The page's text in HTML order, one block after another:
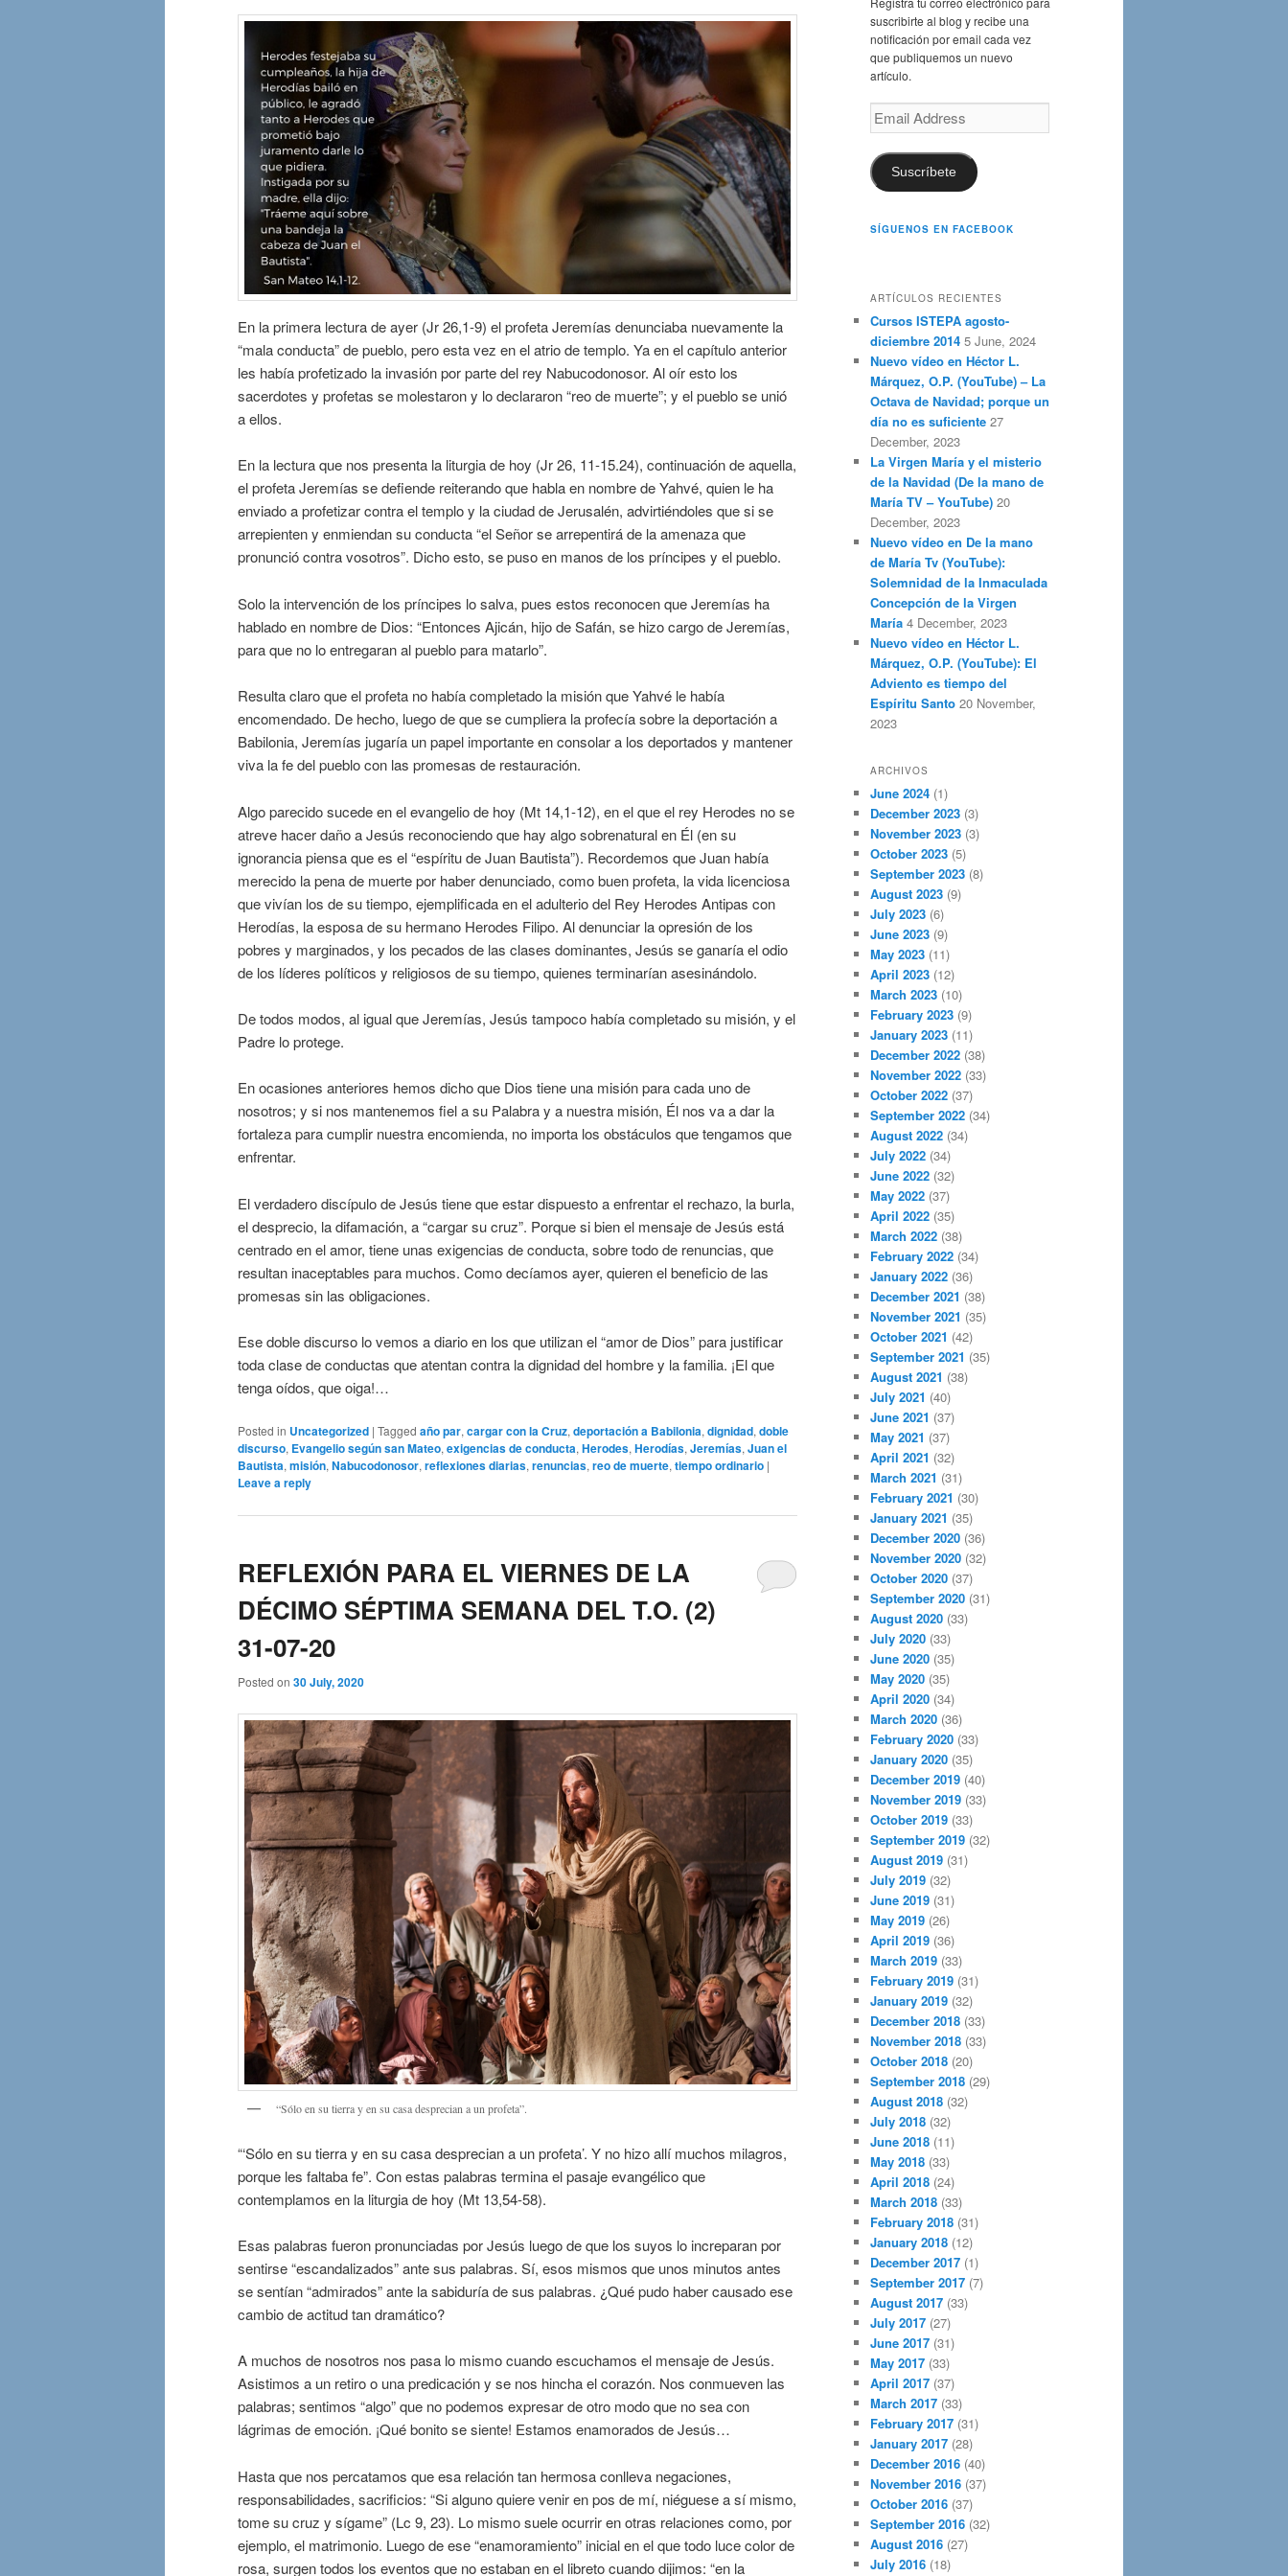
En la primera lectura de ayer (Jr 26,1-9) el profeta Jeremías denunciaba nuevamente la
“mala conducta” de pueblo, pero esta vez en el atrio de templo. Ya en el capítulo anterior
les había profetizado la invasión por parte del rey Nabucodonosor. Al oír esto los
sacerdotes y profetas se molestaron y lo declararon “reo de muerte”; y el pueblo se unió
a ellos.
En la lectura que nos presenta la liturgia de hoy (Jr 26, 11-15.24), continuación de aquella,
el profeta Jeremías se defiende reiterando que habla en nombre de Yahvé, quien le ha
enviado a profetizar contra el templo y la ciudad de Jerusalén, advirtiéndoles que si se
arrepienten y enmiendan su conducta “el Señor se arrepentirá de la amenaza que
pronunció contra vosotros”. Dicho esto, se puso en manos de los príncipes y el pueblo.
Solo la intervención de los príncipes lo salva, pues estos reconocen que Jeremías ha
hablado en nombre de Dios: “Entonces Ajicán, hijo de Safán, se hizo cargo de Jeremías,
para que no lo entregaran al pueblo para matarlo”.
Resulta claro que el profeta no había completado la misión que Yahvé le había
encomendado. De hecho, luego de que se cumpliera la profecía sobre la deportación a
Babilonia, Jeremías jugaría un papel importante en consolar a los deportados y mantener
viva la fe del pueblo con las promesas de restauración.
Algo parecido sucede en el evangelio de hoy (Mt 14,1-12), en el que el rey Herodes no se
atreve hacer daño a Jesús reconociendo que hay algo sobrenatural en Él (en su
ignorancia piensa que es el “espíritu de Juan Bautista”). Recordemos que Juan había
merecido la pena de muerte por haber denunciado, como buen profeta, la vida licenciosa
que vivían los de su tiempo, ejemplificada en el adulterio del Rey Herodes Antipas con
Herodías, la esposa de su hermano Herodes Filipo. Al denunciar la opresión de los
pobres y marginados, y los pecados de las clases dominantes, Jesús se ganaría el odio
de los líderes políticos y religiosos de su tiempo, quienes terminarían asesinándolo.
De todos modos, al igual que Jeremías, Jesús tampoco había completado su misión, y el
Padre lo protege.
En ocasiones anteriores hemos dicho que Dios tiene una misión para cada uno de
nosotros; y si nos mantenemos fiel a su Palabra y a nuestra misión, Él nos va a dar la
fortaleza para cumplir nuestra encomienda, no importa los obstáculos que tengamos que
enfrentar.
El verdadero discípulo de Jesús tiene que estar dispuesto a enfrentar el rechazo, la burla,
el desprecio, la difamación, a “cargar su cruz”. Porque si bien el mensaje de Jesús está
centrado en el amor, tiene unas exigencias de conducta, sobre todo de renuncias, que
resultan inaceptables para muchos. Como decíamos ayer, quieren el beneficio de las
promesas sin las obligaciones.
Ese doble discurso lo vemos a diario en los que utilizan el “amor de Dios” para justificar
toda clase de conductas que atentan contra la dignidad del hombre y la familia. ¡El que
tenga oídos, que oiga!…
Posted in Uncategorized | Tagged año par,cargar con la Cruz,deportación a Babilonia,dignidad,doble
discurso, Evangelio según san Mateo,exigencias de conducta,Herodes,Herodías,Jeremías,Juan el
Bautista,misión,Nabucodonosor,reflexiones diarias,renuncias,reo de muerte,tiempo ordinario |
Leave a reply
REFLEXIÓN PARA EL VIERNES DE LA
DÉCIMO SÉPTIMA SEMANA DEL T.O. (2)
31-07-20
Posted on 30 July, 2020
“Sólo en su tierra y en su casa desprecian a un profeta”.
“‘Sólo en su tierra y en su casa desprecian a un profeta’. Y no hizo allí muchos milagros,
porque les faltaba fe”. Con estas palabras termina el pasaje evangélico que
contemplamos en la liturgia de hoy (Mt 13,54-58).
Esas palabras fueron pronunciadas por Jesús luego de que los suyos lo increparan por
sentirse “escandalizados” ante sus palabras. Sí, esos mismos que unos minutos antes
se sentían “admirados” ante la sabiduría de sus palabras. ¿Qué pudo haber causado ese
cambio de actitud tan dramático?
A muchos de nosotros nos pasa lo mismo cuando escuchamos el mensaje de Jesús.
Asistimos a un retiro o una predicación y se nos hincha el corazón. Nos conmueven las
palabras; sentimos “algo” que no podemos expresar de otro modo que no sea con
lágrimas de emoción. ¡Qué bonito se siente! Estamos enamorados de Jesús…
Hasta que nos percatamos que esa relación tan hermosa conlleva negaciones,
responsabilidades, sacrificios: “Si alguno quiere venir en pos de mí, niéguese a sí mismo,
tome su cruz y sígame” (Lc 9, 23). Lo mismo suele ocurrir en otras relaciones como, por
ejemplo, el matrimonio. Luego de ese “enamoramiento” inicial en el que todo luce color de
rosa, surgen todos los eventos que no estaban en el libreto cuando dijimos: “en la
suscribirte al blog y recibe una
notificación por email cada vez
que publiquemos un nuevo
artículo.
Email
Address
Suscríbete
SÍGUENOS EN FACEBOOK
ARTÍCULOS RECIENTES
Cursos ISTEPA agosto-
diciembre 2014 5 June, 2024
Nuevo vídeo en Héctor L.
Márquez, O.P. (YouTube) – La
Octava de Navidad; porque un
día no es suficiente 27
December, 2023
La Virgen María y el misterio
de la Navidad (De la mano de
María TV – YouTube) 20
December, 2023
Nuevo vídeo en De la mano
de María Tv (YouTube):
Solemnidad de la Inmaculada
Concepción de la Virgen
María 4 December, 2023
Nuevo vídeo en Héctor L.
Márquez, O.P. (YouTube): El
Adviento es tiempo del
Espíritu Santo 20 November,
2023
ARCHIVOS
June 2024 (1)
December 2023 (3)
November 2023 (3)
October 2023 (5)
September 2023 (8)
August 2023 (9)
July 2023 (6)
June 2023 (9)
May 2023 (11)
April 2023 (12)
March 2023 (10)
February 2023 (9)
January 2023 (11)
December 2022 (38)
November 2022 (33)
October 2022 (37)
September 2022 (34)
August 2022 (34)
July 2022 (34)
June 2022 (32)
May 2022 (37)
April 2022 (35)
March 2022 (38)
February 2022 (34)
January 2022 (36)
December 2021 (38)
November 2021 (35)
October 2021 (42)
September 2021 (35)
August 2021 (38)
July 2021 (40)
June 2021 (37)
May 2021 (37)
April 2021 (32)
March 2021 (31)
February 2021 (30)
January 2021 (35)
December 2020 (36)
November 2020 (32)
October 2020 (37)
September 2020 (31)
August 2020 (33)
July 2020 (33)
June 2020 (35)
May 2020 (35)
April 2020 (34)
March 2020 (36)
February 2020 (33)
January 2020 (35)
December 2019 (40)
November 2019 (33)
October 2019 (33)
September 2019 (32)
August 2019 (31)
July 2019 (32)
June 2019 (31)
May 2019 (26)
April 2019 (36)
March 2019 (33)
February 2019 (31)
January 2019 (32)
December 2018 (33)
November 2018 (33)
October 2018 (20)
September 2018 (29)
August 2018 (32)
July 2018 (32)
June 2018 (11)
May 2018 (33)
April 2018 (24)
March 2018 (33)
February 2018 (31)
January 2018 (12)
December 2017 (1)
September 2017 (7)
August 2017 (33)
July 2017 (27)
June 2017 (31)
May 2017 (33)
April 2017 (37)
March 2017 (33)
February 2017 (31)
January 2017 (28)
December 2016 (40)
November 2016 (37)
October 2016 (37)
September 2016 (32)
August 2016 (27)
July 2016 (18)